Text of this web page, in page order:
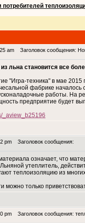
am Заголовок сообщения:
льна становится все
"Игра-техника" в мае 2015
фабрике
работы. На
предприятие будет
_aview_b25196
pm Заголовок сообщения:
означает, что
утеплитель,
теплоизоляцию из
можно только
pm Заголовок сообщения: